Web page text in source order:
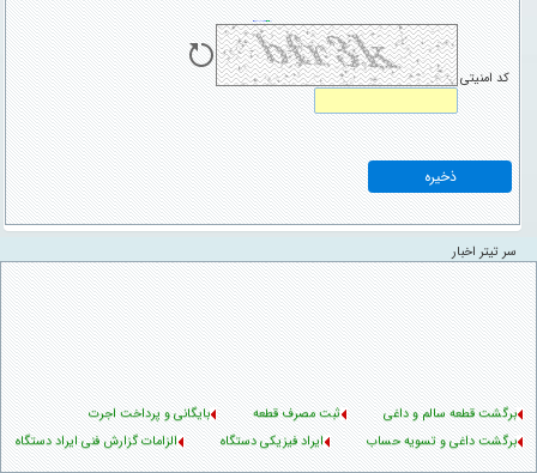
کد امنیتی
سر تیتر اخبار
برگشت قطعه سالم و داغی ثبت مصرف قطعه
بایگانی و پرداخت اجرت
برگشت داغی و تسویه حساب
ایراد فیزیکی دستگاه
الزامات گزارش فنی ایراد دستگاه
اطلاعیه بستن قبوض
ارسال بسته از طریق دکا پست دستورالعمل پذیرش محصول